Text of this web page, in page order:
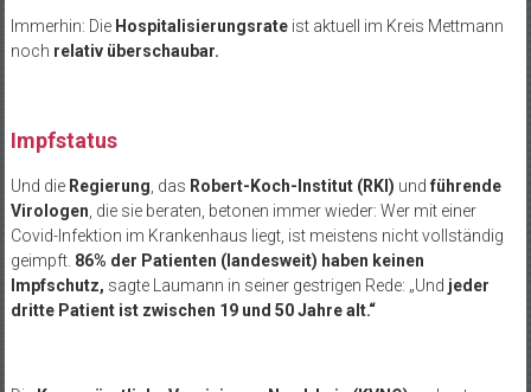
Immerhin: Die Hospitalisierungsrateist aktuell im Kreis Mettmann
noch relativ überschaubar.
Impfstatus
Und die Regierung , das Robert-Koch-Institut (RKI) und führende
Virologen , die sie beraten, betonen immer wieder: Wer mit einer
Covid-Infektion im Krankenhaus liegt, ist meistens nicht vollständig
geimpft. 86% der Patienten (landesweit) haben keinen
Impfschutz, sagte Laumann in seiner gestrigen Rede: „Und jeder
dritte Patient ist zwischen 19 und 50 Jahre alt.“